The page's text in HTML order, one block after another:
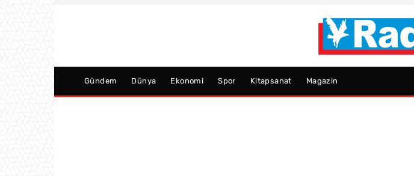
Gündem Dünya Ekonomi Spor Kitapsanat Magazin